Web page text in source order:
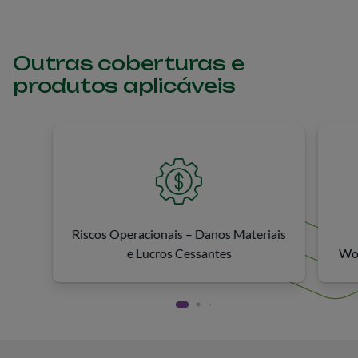
Outras coberturas e
produtos aplicáveis
Riscos Operacionais – Danos Materiais
e Lucros Cessantes